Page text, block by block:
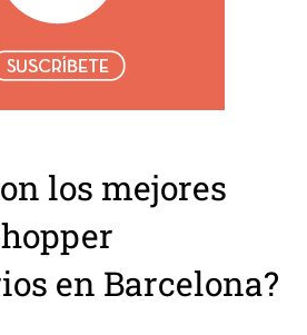
los mejores
en Barcelona?